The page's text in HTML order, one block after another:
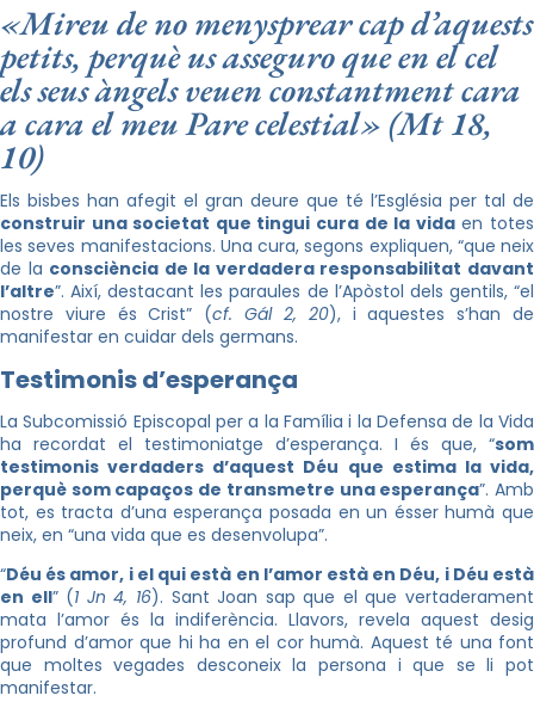
«Mireu de no menysprear cap d’aquests
petits, perquè us asseguro que en el cel
els seus àngels veuen constantment cara
a cara el meu Pare celestial» (Mt 18,
10)
Els bisbes han afegit el gran deure que té l’Església per tal de
construir una societat que tingui cura de la vidaen totes
les seves manifestacions. Una cura, segons expliquen, “que neix
de la consciència de la verdadera responsabilitat davant
l’altre”. Així, destacant les paraules de l’Apòstol dels gentils, “el
nostre viure és Crist” (cf. Gál 2, 20), i aquestes s’han de
manifestar en cuidar dels germans.
Testimonis d’esperança
La Subcomissió Episcopal per a la Família i la Defensa de la Vida
ha recordat el testimoniatge d’esperança. I és que, “som
testimonis verdaders d’aquest Déu que estima la vida,
perquè som capaços de transmetre una esperança”. Amb
tot, es tracta d’una esperança posada en un ésser humà que
neix, en “una vida que es desenvolupa”.
“Déu és amor, i el qui està en l’amor està en Déu, i Déu està
en ell” (1 Jn 4, 16). Sant Joan sap que el que vertaderament
mata l’amor és la indiferència. Llavors, revela aquest desig
profund d’amor que hi ha en el cor humà. Aquest té una font
que moltes vegades desconeix la persona i que se li pot
manifestar.